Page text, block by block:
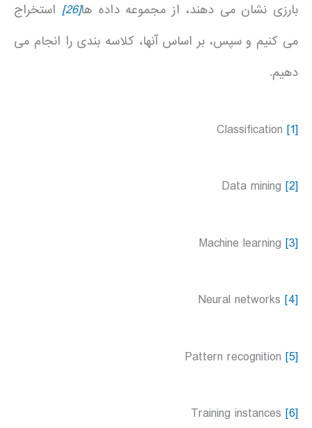
بارزی نشان می دهند، از مجموعه داده ها[26]
استخراج
می کنیم و سپس، بر اساس آنها، کلاسه بندی را انجام می
دهیم.
[1]
[2]
[3]
[4]
[5]
[6]